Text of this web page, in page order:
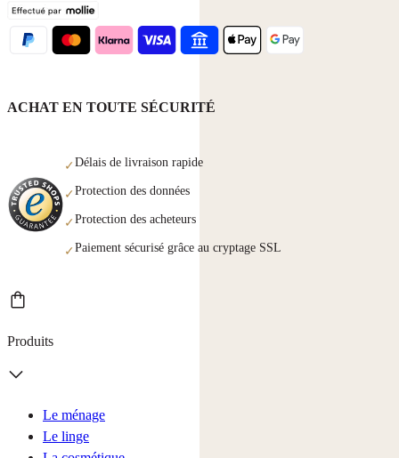
ACHAT EN TOUTE SÉCURITÉ
✓Délais de livraison rapide
✓Protection des données
✓Protection des acheteurs
✓Paiement sécurisé grâce au cryptage SSL
Produits
Le ménage
Le linge